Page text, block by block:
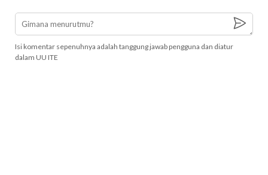
Isi komentar sepenuhnya adalah tanggung jawab pengguna dan diatur
dalam UU ITE